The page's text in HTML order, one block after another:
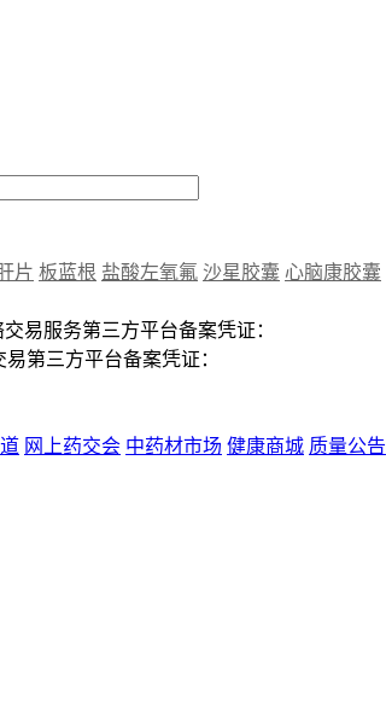
片 板蓝根 盐酸左氧氟 沙星胶囊 心脑康胶囊
易服务第三方平台备案凭证：
第三方平台备案凭证：
网上药交会 中药材市场 健康商城 质量公告